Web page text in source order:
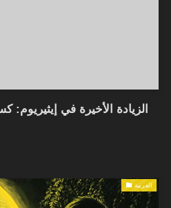
الزيادة الأخيرة في
العربية